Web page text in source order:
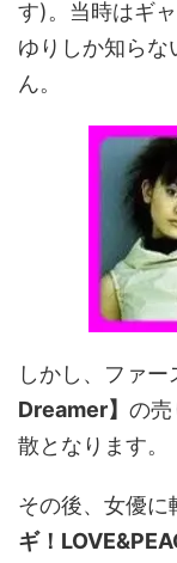
す)。当時はギ
ゆりしか知ら
ん。
しかし、ファー
Dreamer】 の売
散となります。
その後、女優
ギ！